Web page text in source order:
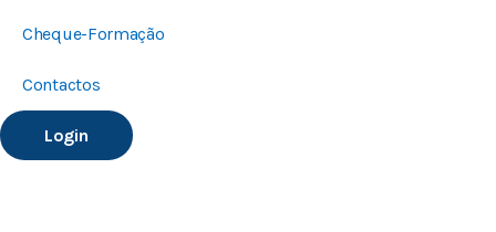
Cheque-Formação
Contactos
Login